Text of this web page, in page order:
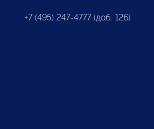
+7 (495) 247-4777 (доб. 126)